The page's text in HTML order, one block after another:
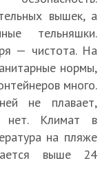
вышек, а
тельняшки.
— чистота. На
нормы,
много.
не плавает,
нет. Климат в
на пляже
выше 24